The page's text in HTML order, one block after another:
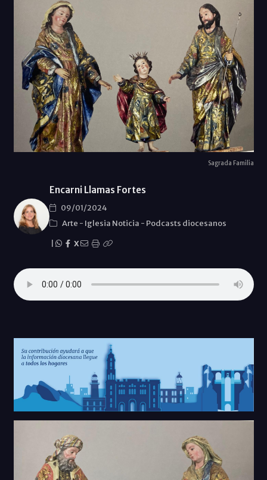
Sagrada Familia
Encarni Llamas Fortes
09/01/2024
Arte - Iglesia Noticia - Podcasts diocesanos
X